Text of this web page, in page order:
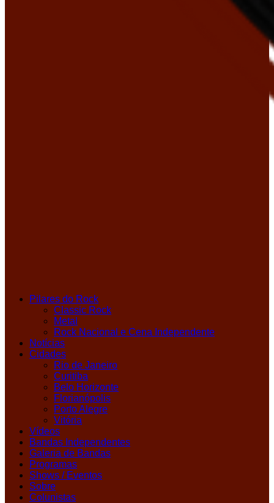
Pilares do Rock
Classic Rock
Metal
Rock Nacional e Cena Independente
Notícias
Cidades
Rio de Janeiro
Curitiba
Belo Horizonte
Florianópolis
Porto Alegre
Vitória
Vídeos
Bandas Independentes
Galeria de Bandas
Programas
Shows / Eventos
Sobre
Colunistas